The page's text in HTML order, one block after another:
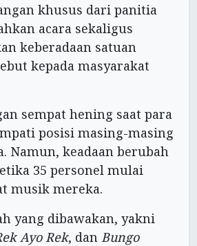
khusus dari panitia
acara sekaligus
keberadaan satuan
kepada masyarakat
sempat hening saat para
posisi masing-masing
Namun, keadaan berubah
35 personel mulai
musik mereka.
yang dibawakan, yakni
Ayo Rek, dan Bungo